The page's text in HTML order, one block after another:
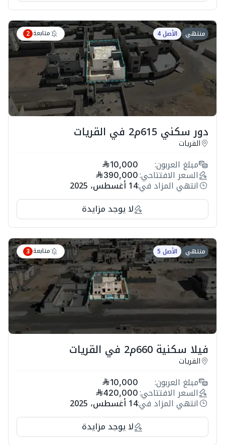
منتهي الأصل 4 متابعة 2
دور سكني 615م2 في القريات
القريات
مبلغ العربون: 10,000
السعر الافتتاحي: 390,000
انتهي المزاد في:14 أغسطس، 2025
لا يوجد مزايدة
منتهي الأصل 5 متابعة 3
فيلا سكنية 660م2 في القريات
القريات
مبلغ العربون: 10,000
السعر الافتتاحي: 420,000
انتهي المزاد في:14 أغسطس، 2025
لا يوجد مزايدة